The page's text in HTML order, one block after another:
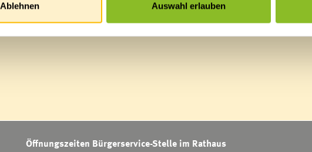
Ablehnen Auswahl erlauben
Öffnungszeiten Bürgerservice-Stelle im Rathaus